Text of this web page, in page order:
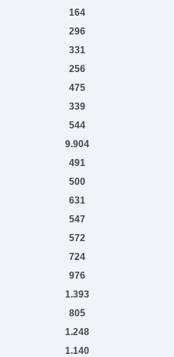
164
296
331
256
475
339
544
9.904
491
500
631
547
572
724
976
1.393
805
1.248
1.140